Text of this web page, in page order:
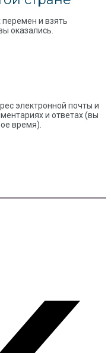
и взять
оказались.
электронной почты и
и ответах (вы
время).